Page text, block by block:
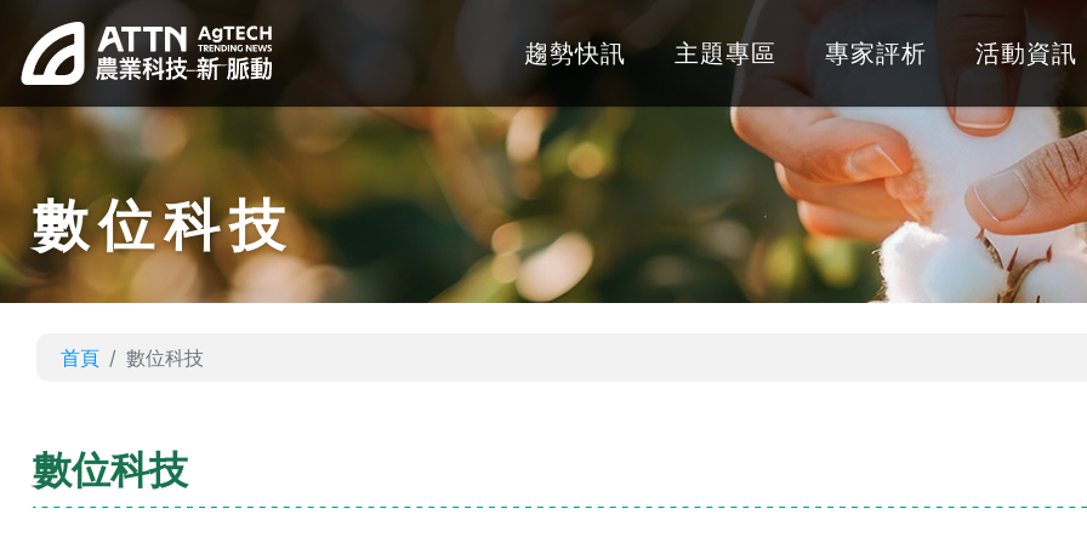
趨勢快訊 主題專區 專家評析 活動資訊
數位科技
首頁 數位科技
數位科技